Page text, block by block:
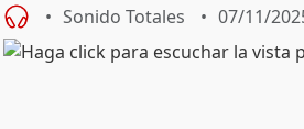
Sonido Totales 07/11/